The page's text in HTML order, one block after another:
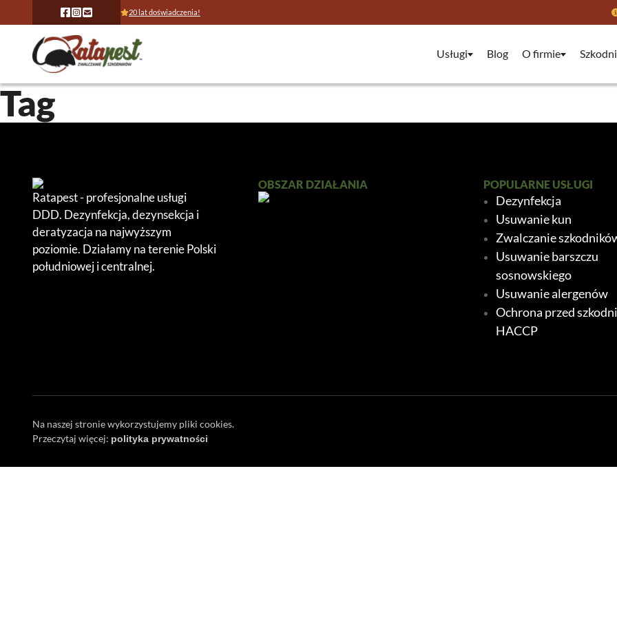
20 lat doświadczenia!
Usługi Blog O firmie
Tag
Ratapest - profesjonalne usługi
DDD. Dezynfekcja, dezynsekcja i
deratyzacja na najwyższym
poziomie. Działamy na terenie Polski
południowej i centralnej.
OBSZAR DZIAŁANIA POPULARNE USŁUGI
Dezynfekcja
Usuwanie kun
Zwalczanie
Usuwanie barszczu
sosnowskiego
Usuwanie alergenów
Ochrona przed
HACCP
Na naszej stronie wykorzystujemy pliki cookies.
Przeczytaj więcej: polityka prywatności